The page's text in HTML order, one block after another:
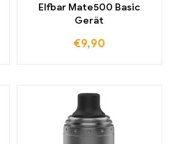
Elfbar Mate500 Basic
Gerät
€9,90